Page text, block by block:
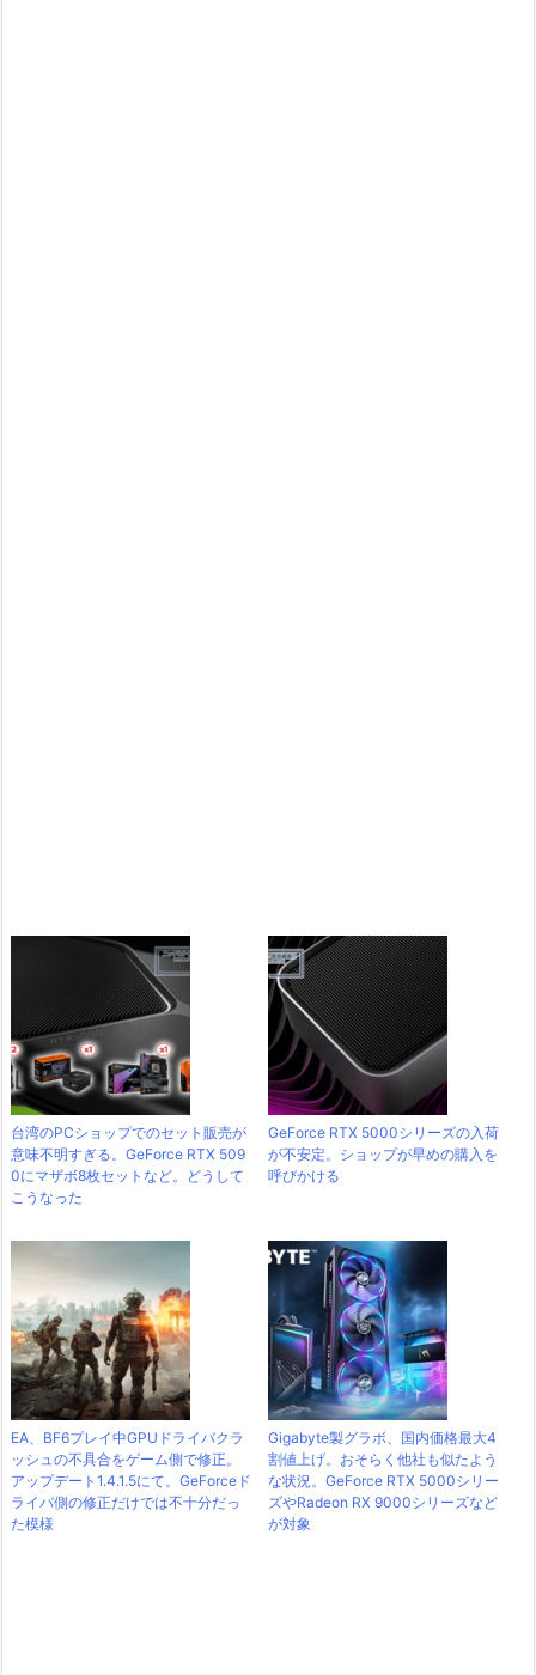
台湾のPCショップでのセット販売が
意味不明すぎる。GeForce RTX 509
0にマザボ8枚セットなど。どうして
こうなった
GeForce RTX 5000シリーズの入荷
が不安定。ショップが早めの購入を
呼びかける
EA、BF6プレイ中GPUドライバクラ
ッシュの不具合をゲーム側で修正。
アップデート1.4.1.5にて。GeForceド
ライバ側の修正だけでは不十分だっ
た模様
Gigabyte製グラボ、国内価格最大4
割値上げ。おそらく他社も似たよう
な状況。GeForce RTX 5000シリー
ズやRadeon RX 9000シリーズなど
が対象